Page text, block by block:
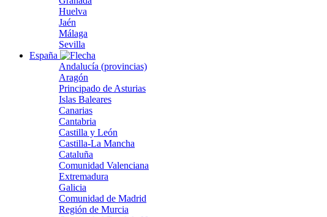
Huelva
Jaén
Málaga
Sevilla
España
Andalucía (provincias)
Aragón
Principado de Asturias
Islas Baleares
Canarias
Cantabria
Castilla y León
Castilla-La Mancha
Cataluña
Comunidad Valenciana
Extremadura
Galicia
Comunidad de Madrid
Región de Murcia